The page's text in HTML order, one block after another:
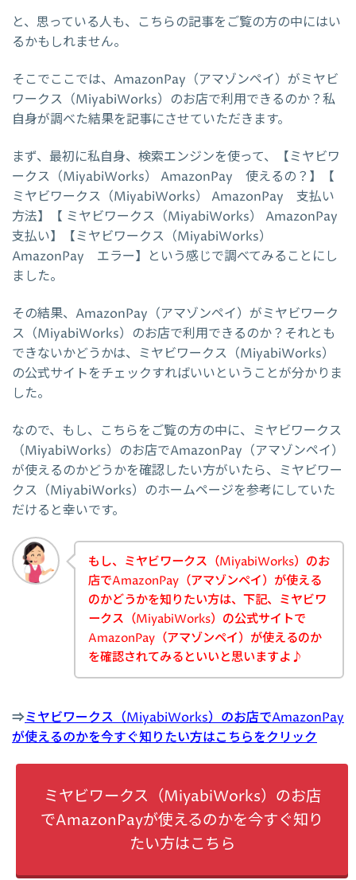
と、思っている人も、こちらの記事をご覧の方の中にはい
るかもしれません。
そこでここでは、AmazonPay（アマゾンペイ）がミヤビ
ワークス（MiyabiWorks）のお店で利用できるのか？私
自身が調べた結果を記事にさせていただきます。
まず、最初に私自身、検索エンジンを使って、【ミヤビワ
ークス（MiyabiWorks） AmazonPay 使えるの？】【
ミヤビワークス（MiyabiWorks） AmazonPay 支払い
方法】【 ミヤビワークス（MiyabiWorks） AmazonPay
支払い】【ミヤビワークス（MiyabiWorks）
AmazonPay エラー】という感じで調べてみることにし
ました。
その結果、AmazonPay（アマゾンペイ）がミヤビワーク
ス（MiyabiWorks）のお店で利用できるのか？それとも
できないかどうかは、ミヤビワークス（MiyabiWorks）
の公式サイトをチェックすればいいということが分かりま
した。
なので、もし、こちらをご覧の方の中に、ミヤビワークス
（MiyabiWorks）のお店でAmazonPay（アマゾンペイ）
が使えるのかどうかを確認したい方がいたら、ミヤビワー
クス（MiyabiWorks）のホームページを参考にしていた
だけると幸いです。
もし、ミヤビワークス（MiyabiWorks）のお
店でAmazonPay（アマゾンペイ）が使える
のかどうかを知りたい方は、下記、ミヤビワ
ークス（MiyabiWorks）の公式サイトで
AmazonPay（アマゾンペイ）が使えるのか
を確認されてみるといいと思いますよ♪
⇒ミヤビワークス（MiyabiWorks）のお店でAmazonPay
が使えるのかを今すぐ知りたい方はこちらをクリック
ミヤビワークス（MiyabiWorks）のお店
でAmazonPayが使えるのかを今すぐ知り
たい方はこちら